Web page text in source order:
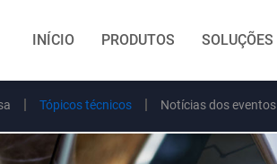
INÍCIO PRODUTOS SOLUÇÕES
Tópicos técnicos Notícias dos eventos